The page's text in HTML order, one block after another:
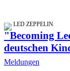
LED ZEPPELIN
"Becoming
deutschen
Meldungen